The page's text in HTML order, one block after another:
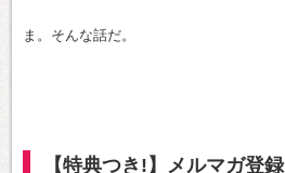
ま。そんな話だ。
【特典つき!】メルマガ登録